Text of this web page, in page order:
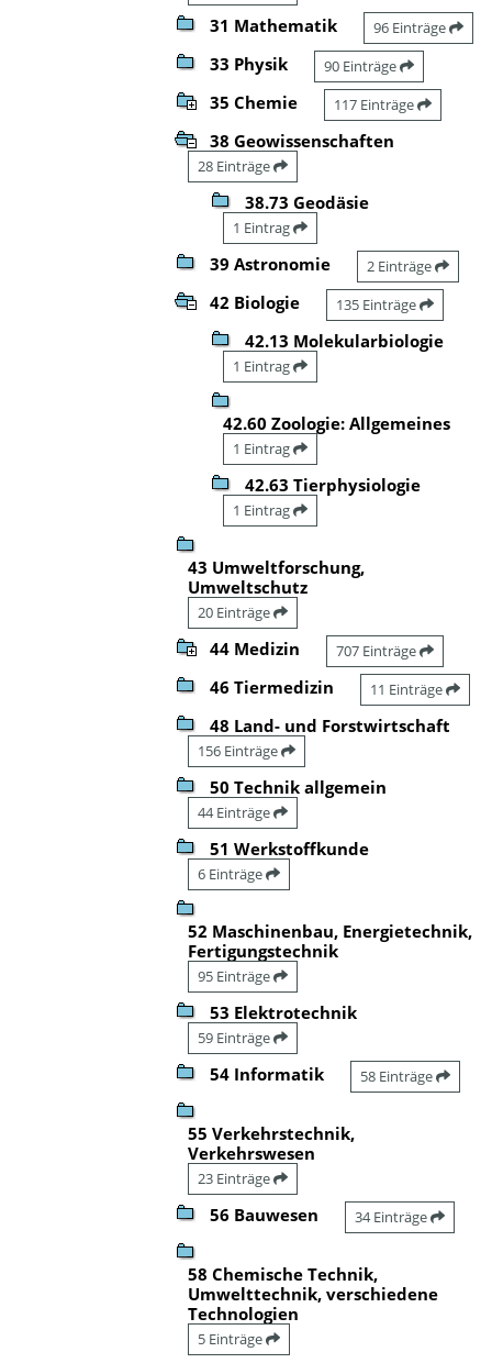
31 Mathematik 96 Einträge
33 Physik 90 Einträge
35 Chemie 117 Einträge
38 Geowissenschaften
28 Einträge
38.73 Geodäsie
1 Eintrag
39 Astronomie 2 Einträge
42 Biologie 135 Einträge
42.13 Molekularbiologie
1 Eintrag
42.60 Zoologie: Allgemeines
1 Eintrag
42.63 Tierphysiologie
1 Eintrag
43 Umweltforschung,
Umweltschutz
20 Einträge
44 Medizin 707 Einträge
46 Tiermedizin 11 Einträge
48 Land- und Forstwirtschaft
156 Einträge
50 Technik allgemein
44 Einträge
51 Werkstoffkunde
6 Einträge
52 Maschinenbau, Energietechnik,
Fertigungstechnik
95 Einträge
53 Elektrotechnik
59 Einträge
54 Informatik 58 Einträge
55 Verkehrstechnik,
Verkehrswesen
23 Einträge
56 Bauwesen 34 Einträge
58 Chemische Technik,
Umwelttechnik, verschiedene
Technologien
5 Einträge